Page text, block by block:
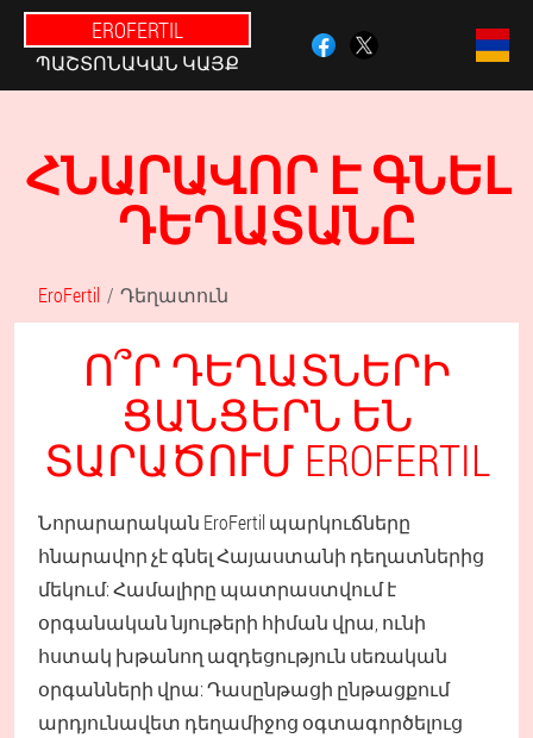
EROFERTIL
ՊԱՇՏՈՆԱԿԱՆ ԿԱՅՔ
ՀՆԱՐԱՎՈՐ Է ԳՆԵԼ
ԴԵՂԱՏԱՆԸ
EroFertil Դեղատուն
Ո՞Ր ԴԵՂԱՏՆԵՐԻ
ՑԱՆՑԵՐՆ ԵՆ
ՏԱՐԱԾՈՒՄ EROFERTIL
Նորարարական EroFertil պարկուճները
հնարավոր չէ գնել Հայաստանի դեղատներից
մեկում: Համալիրը պատրաստվում է
օրգանական նյութերի հիման վրա, ունի
հստակ խթանող ազդեցություն սեռական
օրգանների վրա: Դասընթացի ընթացքում
արդյունավետ դեղամիջոց օգտագործելուց